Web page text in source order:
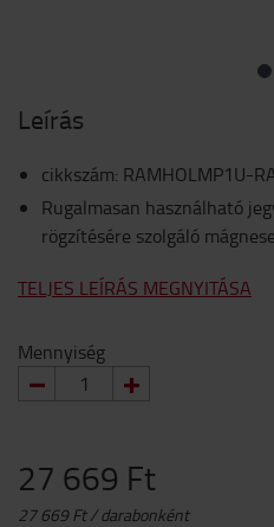
Leírás
cikkszám: RAMHOLMP1U-
Rugalmasan használható
rögzítésére szolgáló
TELJES LEÍRÁS MEGNYITÁSA
Mennyiség
27 669 Ft
27 669 Ft / darabonként